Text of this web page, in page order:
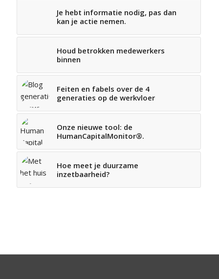
Je hebt informatie nodig, pas dan
kan je actie nemen.
Houd betrokken medewerkers
binnen
Feiten en fabels over de 4
generaties op de werkvloer
Onze nieuwe tool: de
HumanCapitalMonitor®.
Hoe meet je duurzame
inzetbaarheid?